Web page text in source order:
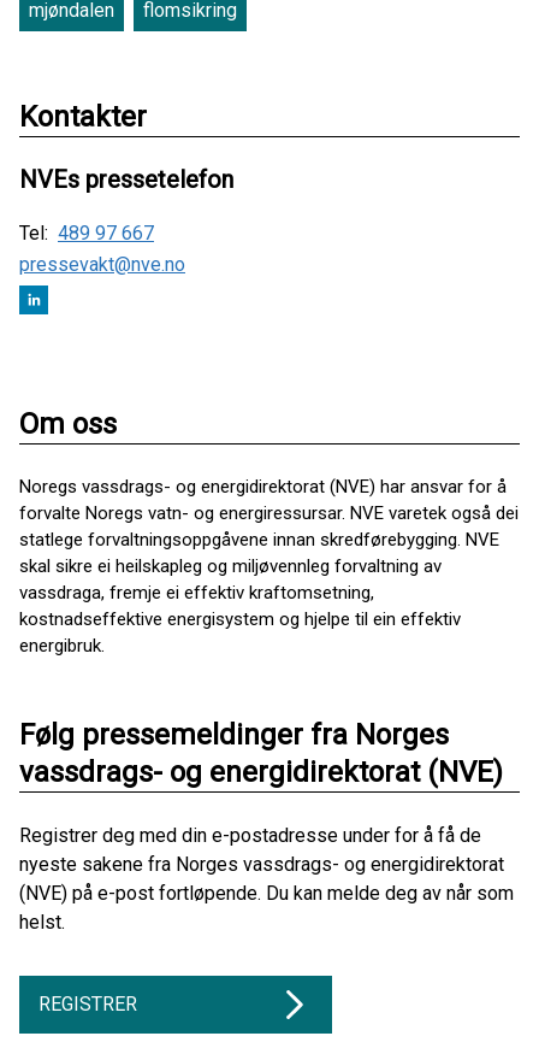
mjøndalen flomsikring
Kontakter
NVEs pressetelefon
Tel: 489 97 667
pressevakt@nve.no
Om oss
Noregs vassdrags- og energidirektorat (NVE) har ansvar for å
forvalte Noregs vatn- og energiressursar. NVE varetek også dei
statlege forvaltningsoppgåvene innan skredførebygging. NVE
skal sikre ei heilskapleg og miljøvennleg forvaltning av
vassdraga, fremje ei effektiv kraftomsetning,
kostnadseffektive energisystem og hjelpe til ein effektiv
energibruk.
Følg pressemeldinger fra Norges
vassdrags- og energidirektorat (NVE)
Registrer deg med din e-postadresse under for å få de
nyeste sakene fra Norges vassdrags- og energidirektorat
(NVE) på e-post fortløpende. Du kan melde deg av når som
helst.
REGISTRER